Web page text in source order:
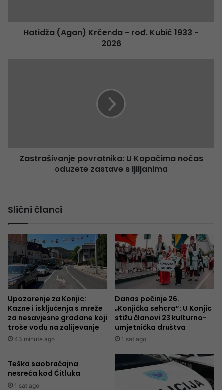
Hatidža (Agan) Krčenda - rođ. Kubić 1933 -
2026
Zastrašivanje povratnika: U Kopačima noćas
oduzete zastave s ljiljanima
Slični članci
Upozorenje za Konjic:
Kazne i isključenja s mreže
za nesavjesne građane koji
troše vodu na zalijevanje
43 minute ago
Danas počinje 26.
„Konjička sehara”: U Konjic
stižu članovi 23 kulturno-
umjetnička društva
1 sat ago
Teška saobraćajna
nesreća kod Čitluka
1 sat ago